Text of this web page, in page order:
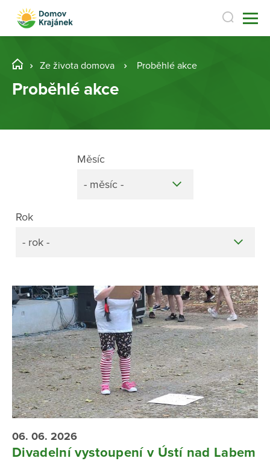
Ze života domova Proběhlé akce
Proběhlé akce
Rok
- rok -
Měsíc
- měsíc -
06. 06. 2026
Divadelní vystoupení v Ústí nad Labem